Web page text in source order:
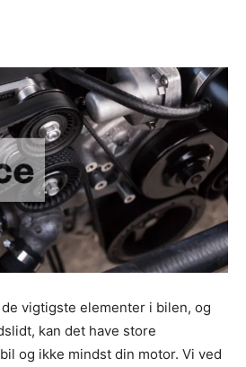
vigtigste elementer i bilen, og
kan det have store
og ikke mindst din motor. Vi ved